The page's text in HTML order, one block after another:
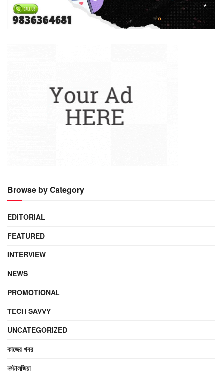
Browse by Category
EDITORIAL
FEATURED
INTERVIEW
NEWS
PROMOTIONAL
TECH SAVVY
UNCATEGORIZED
কাজের খবর
নস্টালজিয়া